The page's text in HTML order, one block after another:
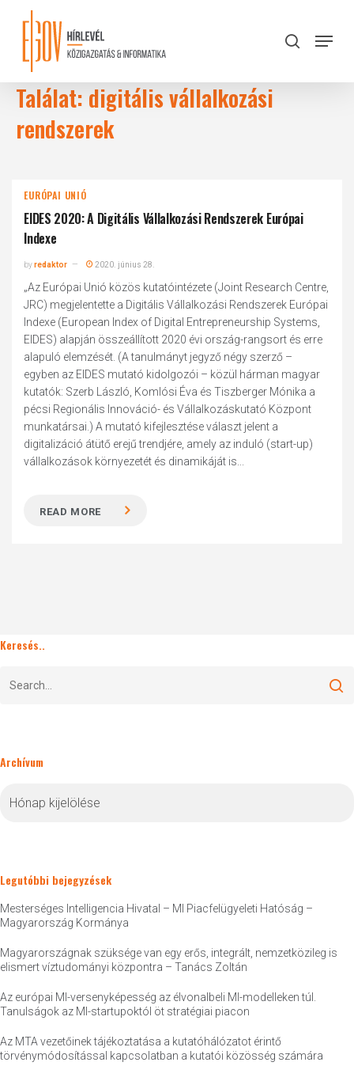
content
search
Menu
Találat: digitális vállalkozási
rendszerek
EURÓPAI UNIÓ
EIDES 2020: A Digitális Vállalkozási Rendszerek Európai
Indexe
byredaktor 2020. június 28.
„Az Európai Unió közös kutatóintézete (Joint Research Centre,
JRC) megjelentette a Digitális Vállalkozási Rendszerek Európai
Indexe (European Index of Digital Entrepreneurship Systems,
EIDES) alapján összeállított 2020 évi ország-rangsort és erre
alapuló elemzését. (A tanulmányt jegyző négy szerző –
egyben az EIDES mutató kidolgozói – közül hárman magyar
kutatók: Szerb László, Komlósi Éva és Tiszberger Mónika a
pécsi Regionális Innováció- és Vállalkozáskutató Központ
munkatársai.) A mutató kifejlesztése választ jelent a
digitalizáció átütő erejű trendjére, amely az induló (start-up)
vállalkozások környezetét és dinamikáját is...
READ MORE
Keresés..
Archívum
Legutóbbi bejegyzések
Mesterséges Intelligencia Hivatal – MI Piacfelügyeleti Hatóság –
Magyarország Kormánya
Magyarországnak szüksége van egy erős, integrált, nemzetközileg is
elismert víztudományi központra – Tanács Zoltán
Az európai MI-versenyképesség az élvonalbeli MI-modelleken túl.
Tanulságok az MI-startupoktól öt stratégiai piacon
Az MTA vezetőinek tájékoztatása a kutatóhálózatot érintő
törvénymódosítással kapcsolatban a kutatói közösség számára
Close